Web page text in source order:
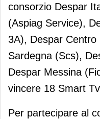
consorzio Despar
(Aspiag Service),
3A), Despar
Sardegna (Scs),
Despar Messina
vincere 18 Smart Tv
Per partecipare al